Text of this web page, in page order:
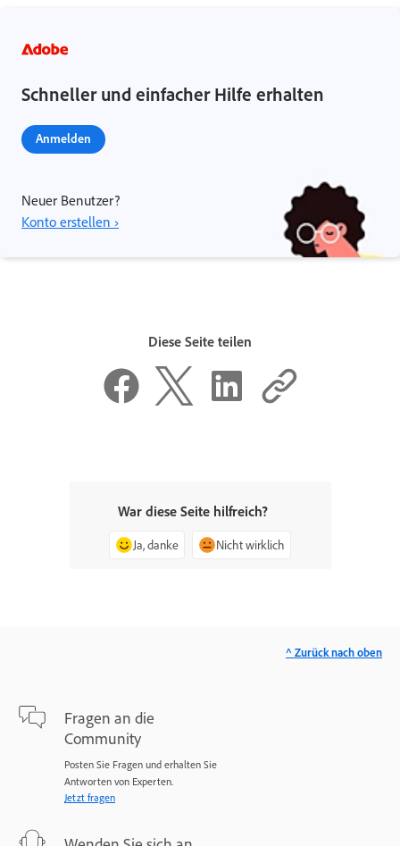
Schneller und einfacher Hilfe erhalten
Anmelden
Neuer Benutzer?
Konto erstellen ›
Diese Seite teilen
War diese Seite hilfreich?
Ja, danke Nicht wirklich
Fragen an die
Community
Posten Sie Fragen und erhalten Sie
Antworten von Experten.
Jetzt fragen
^ Zurück nach oben